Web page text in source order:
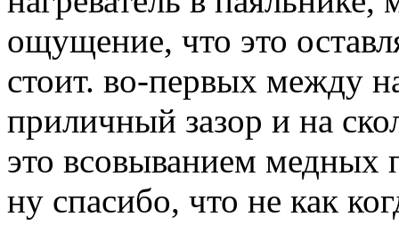
ощущение, что это
стоит. во-первых между
приличный зазор и на
это всовыванием медных
ну спасибо, что не как